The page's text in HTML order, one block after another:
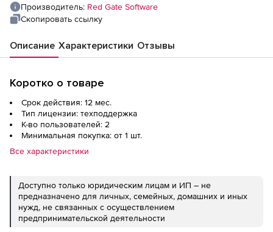
Производитель: Red Gate Software
Скопировать ссылку
Описание Характеристики Отзывы
Коротко о товаре
Срок действия: 12 мес.
Тип лицензии: техподдержка
К-во пользователей: 2
Минимальная покупка: от 1 шт.
Все характеристики
Доступно только юридическим лицам и ИП – не
предназначено для личных, семейных, домашних и иных
нужд, не связанных с осуществлением
предпринимательской деятельности